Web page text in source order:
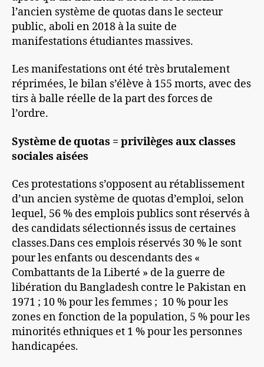
l’ancien système de quotas dans le secteur
public, aboli en 2018 à la suite de
manifestations étudiantes massives.
Les manifestations ont été très brutalement
réprimées, le bilan s’élève à 155 morts, avec des
tirs à balle réelle de la part des forces de
l’ordre.
Système de quotas = privilèges aux classes
sociales aisées
Ces protestations s’opposent au rétablissement
d’un ancien système de quotas d’emploi, selon
lequel, 56 % des emplois publics sont réservés à
des candidats sélectionnés issus de certaines
classes.Dans ces emplois réservés 30 % le sont
pour les enfants ou descendants des «
Combattants de la Liberté » de la guerre de
libération du Bangladesh contre le Pakistan en
1971 ; 10 % pour les femmes ; 10 % pour les
zones en fonction de la population, 5 % pour les
minorités ethniques et 1 % pour les personnes
handicapées.